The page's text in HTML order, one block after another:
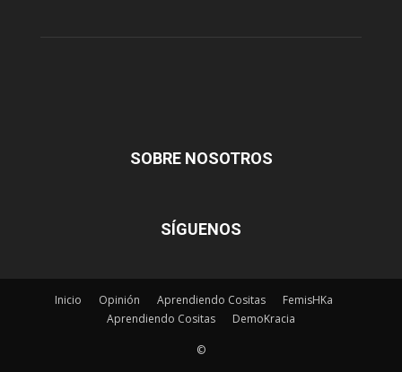
SOBRE NOSOTROS
SÍGUENOS
Inicio Opinión Aprendiendo Cositas
FemisHKa
Aprendiendo Cositas
DemoKracia
©